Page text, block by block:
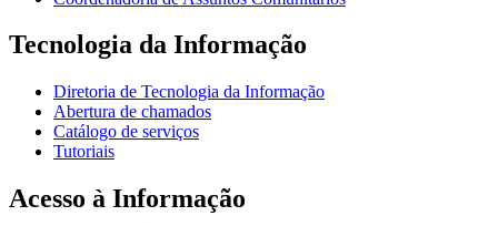
Tecnologia da Informação
Diretoria de Tecnologia da Informação
Abertura de chamados
Catálogo de serviços
Tutoriais
Acesso à Informação